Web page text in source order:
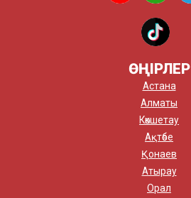
ӨҢІРЛЕР
Астана
Алматы
Көкшетау
Ақтөбе
Қонаев
Атырау
Орал